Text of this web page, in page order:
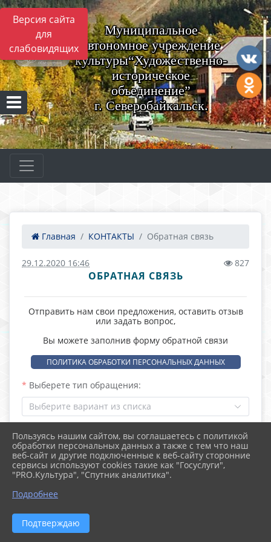
Версия сайта
для
слабовидящих
Муниципальное
автономное учреждение
культуры“Художественно-
историческое
объединение”
г. Северобайкальск.
Главная КОНТАКТЫ Обратная связь
29.12.2020 16:46 827
ОБРАТНАЯ СВЯЗЬ
Отправить нам свои предложения, оставить отзыв
или задать вопрос,
Вы можете заполнив форму обратной связи
ПОЛИТИКА ОБРАБОТКИ ПЕРСОНАЛЬНЫХ ДАННЫХ
Выберете тип обращения:
Выберите вариант из списка
Ф.И.О.:
E-mail :
Пользуясь нашим сайтом, вы соглашаетесь с политикой
обработки персональных данных а также с тем что наш
веб-сайт и другие подключенные к веб-сайту сторонние
сервисы используют cookies такие как "Госуслуги",
"PRO.Культура", "Спутник аналитика".
Подробнее
Подтверждаю